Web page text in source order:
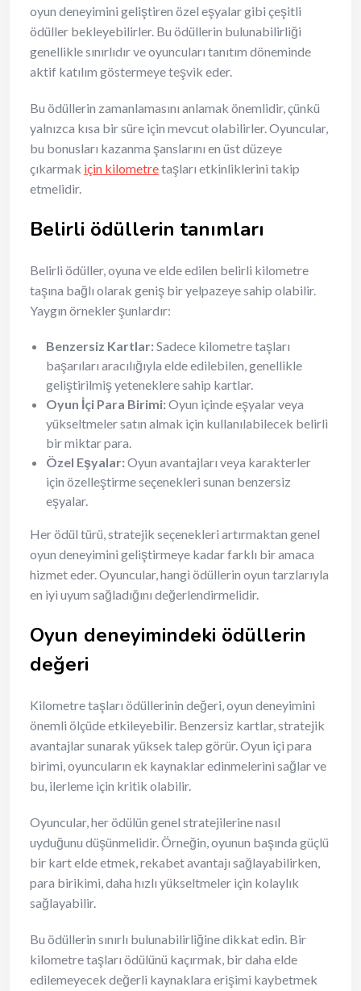
oyun deneyimini geliştiren özel eşyalar gibi çeşitli
ödüller bekleyebilirler. Bu ödüllerin bulunabilirliği
genellikle sınırlıdır ve oyuncuları tanıtım döneminde
aktif katılım göstermeye teşvik eder.
Bu ödüllerin zamanlamasını anlamak önemlidir, çünkü
yalnızca kısa bir süre için mevcut olabilirler. Oyuncular,
bu bonusları kazanma şanslarını en üst düzeye
çıkarmak için kilometretaşları etkinliklerini takip
etmelidir.
Belirli ödüllerin tanımları
Belirli ödüller, oyuna ve elde edilen belirli kilometre
taşına bağlı olarak geniş bir yelpazeye sahip olabilir.
Yaygın örnekler şunlardır:
Benzersiz Kartlar:Sadece kilometre taşları
başarıları aracılığıyla elde edilebilen, genellikle
geliştirilmiş yeteneklere sahip kartlar.
Oyun İçi Para Birimi:Oyun içinde eşyalar veya
yükseltmeler satın almak için kullanılabilecek belirli
bir miktar para.
Özel Eşyalar:Oyun avantajları veya karakterler
için özelleştirme seçenekleri sunan benzersiz
eşyalar.
Her ödül türü, stratejik seçenekleri artırmaktan genel
oyun deneyimini geliştirmeye kadar farklı bir amaca
hizmet eder. Oyuncular, hangi ödüllerin oyun tarzlarıyla
en iyi uyum sağladığını değerlendirmelidir.
Oyun deneyimindeki ödüllerin
değeri
Kilometre taşları ödüllerinin değeri, oyun deneyimini
önemli ölçüde etkileyebilir. Benzersiz kartlar, stratejik
avantajlar sunarak yüksek talep görür. Oyun içi para
birimi, oyuncuların ek kaynaklar edinmelerini sağlar ve
bu, ilerleme için kritik olabilir.
Oyuncular, her ödülün genel stratejilerine nasıl
uyduğunu düşünmelidir. Örneğin, oyunun başında güçlü
bir kart elde etmek, rekabet avantajı sağlayabilirken,
para birikimi, daha hızlı yükseltmeler için kolaylık
sağlayabilir.
Bu ödüllerin sınırlı bulunabilirliğine dikkat edin. Bir
kilometre taşları ödülünü kaçırmak, bir daha elde
edilemeyecek değerli kaynaklara erişimi kaybetmek